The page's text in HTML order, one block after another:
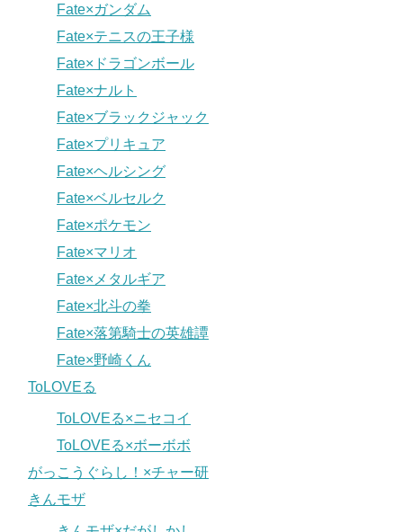
Fate×ガンダム
Fate×テニスの王子様
Fate×ドラゴンボール
Fate×ナルト
Fate×ブラックジャック
Fate×プリキュア
Fate×ヘルシング
Fate×ベルセルク
Fate×ポケモン
Fate×マリオ
Fate×メタルギア
Fate×北斗の拳
Fate×落第騎士の英雄譚
Fate×野崎くん
ToLOVEる
ToLOVEる×ニセコイ
ToLOVEる×ボーボボ
がっこうぐらし！×チャー研
きんモザ